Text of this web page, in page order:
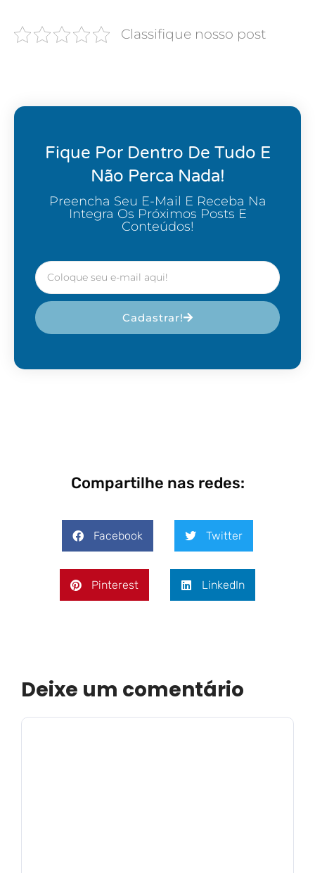
Classifique nosso post
Fique Por Dentro De Tudo E
Não Perca Nada!
Preencha Seu E-Mail E Receba Na
Integra Os Próximos Posts E
Conteúdos!
Cadastrar!
Compartilhe nas redes:
Facebook Twitter
Pinterest LinkedIn
Deixe um comentário